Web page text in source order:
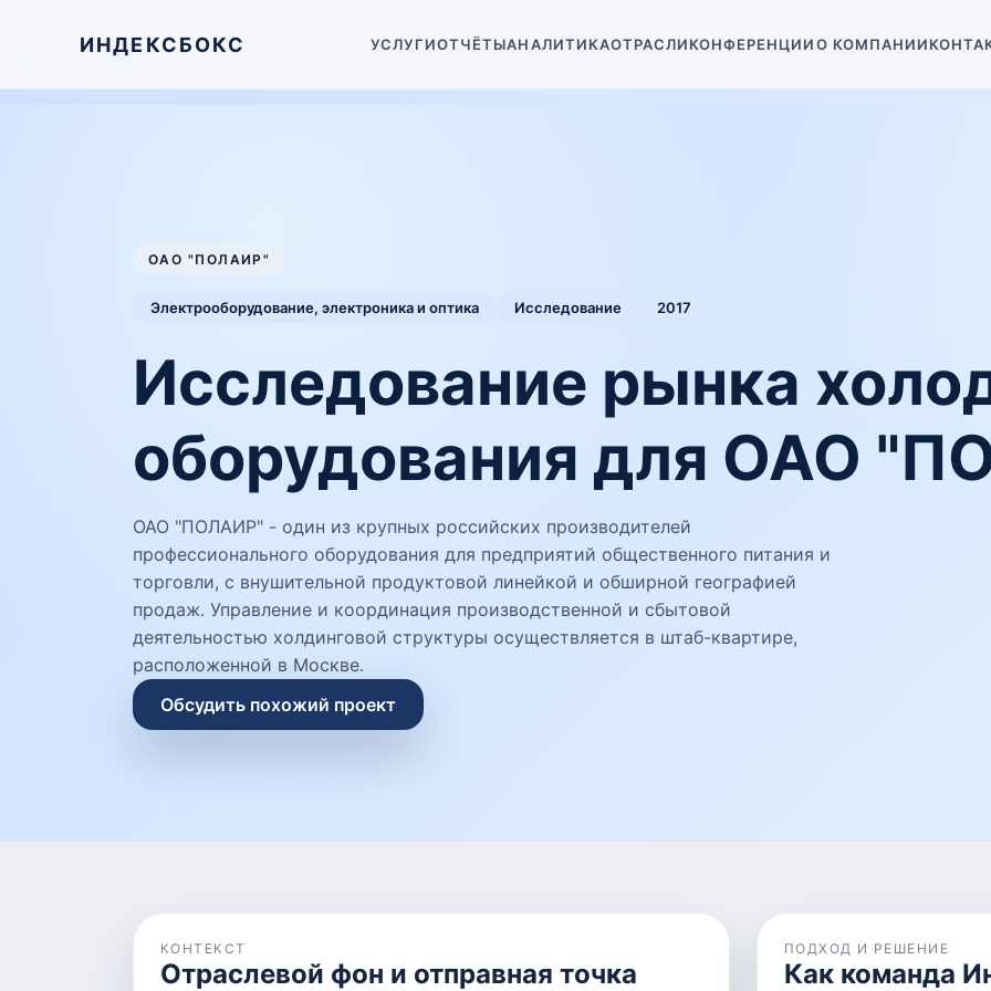
ИНДЕКСБОКС УСЛУГИОТЧЁТЫАНАЛИТИКАОТРАСЛИКОНФЕРЕНЦИИО КОМПАНИИ
ОАО "ПОЛАИР"
Электрооборудование, электроника и оптика Исследование 2017
Исследование рынка
оборудования для ОАО
ОАО "ПОЛАИР" - один из крупных российских производителей
профессионального оборудования для предприятий общественного питания и
торговли, с внушительной продуктовой линейкой и обширной географией
продаж. Управление и координация производственной и сбытовой
деятельностью холдинговой структуры осуществляется в штаб-квартире,
расположенной в Москве.
Обсудить похожий проект
КОНТЕКСТ
Отраслевой фон и отправная точка
ПОДХОД И РЕШЕНИЕ
Как команда